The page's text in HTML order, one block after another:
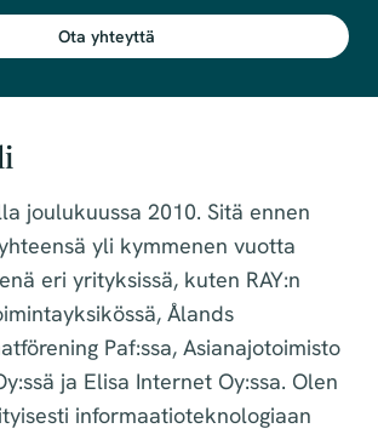
Ota yhteyttä
joulukuussa 2010. Sitä ennen
yli kymmenen vuotta
eri yrityksissä, kuten RAY:n
Ålands
Paf:ssa, Asianajotoimisto
ja Elisa Internet Oy:ssa. Olen
informaatioteknologiaan